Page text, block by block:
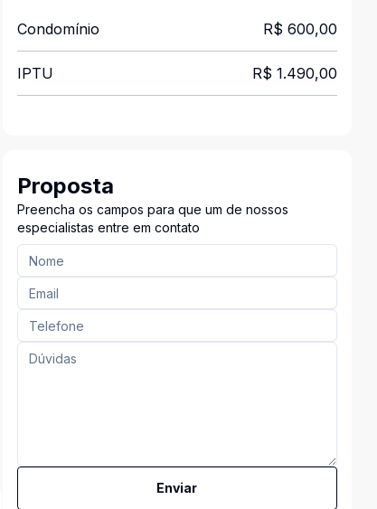
Condomínio R$ 600,00
IPTU R$ 1.490,00
Proposta
Preencha os campos para que um de nossos
especialistas entre em contato
Enviar